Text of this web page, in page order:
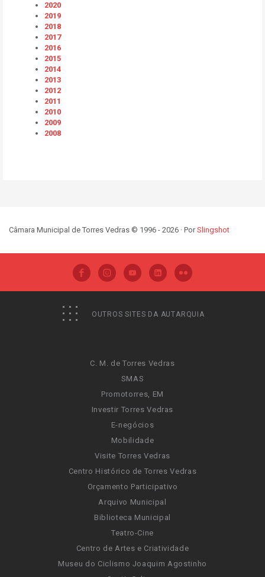
2020
2019
2018
2017
2016
2015
2014
2013
2012
2011
2010
2009
2008
Câmara Municipal de Torres Vedras © 1996 - 2026 · PorSlingshot
OUTROS SITES DA AUTARQUIA
C. M. de Torres Vedras
SMAS
Promotorres, EM
Investir Torres Vedras
E-negócios
Mobilidade
Visite Torres Vedras
Centro Histórico de Torres Vedras
Orçamento Participativo
Arquivo Municipal
Biblioteca Municipal
Teatro-Cine
Centro de Artes e Criatividade
Museu do Ciclismo Joaquim Agostinho